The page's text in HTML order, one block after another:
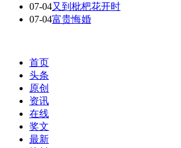
07-04又到枇杷花开时
07-04富贵悔婚
首页
头条
原创
资讯
在线
奖文
最新